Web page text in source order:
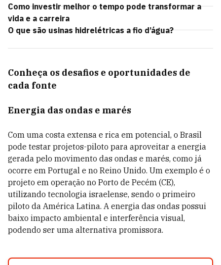
Como investir melhor o tempo pode transformar a
vida e a carreira
O que são usinas hidrelétricas a fio d’água?
Conheça os desafios e oportunidades de
cada fonte
Energia das ondas e marés
Com uma costa extensa e rica em potencial, o Brasil
pode testar projetos-piloto para aproveitar a energia
gerada pelo movimento das ondas e marés, como já
ocorre em Portugal e no Reino Unido. Um exemplo é o
projeto em operação no Porto de Pecém (CE),
utilizando tecnologia israelense, sendo o primeiro
piloto da América Latina. A energia das ondas possui
baixo impacto ambiental e interferência visual,
podendo ser uma alternativa promissora.